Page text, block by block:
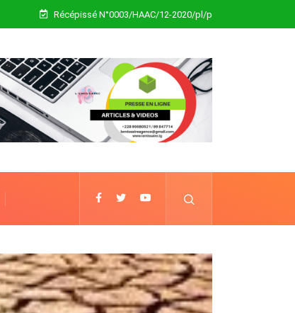
Récépissé N°0003/HAAC/12-2020/pl/p